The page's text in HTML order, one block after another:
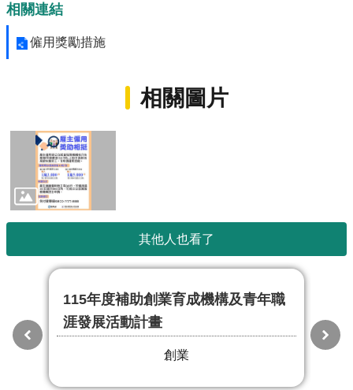
相關連結
僱用獎勵措施
相關圖片
其他人也看了
115年度補助創業育成機構及青年職
涯發展活動計畫
創業
補
請